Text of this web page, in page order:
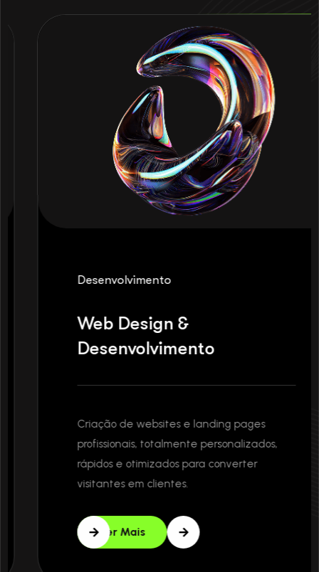
Desenvolvimento
Web Design &
Desenvolvimento
Criação de websites e landing pages
profissionais, totalmente personalizados,
rápidos e otimizados para converter
visitantes em clientes.
Ver Mais